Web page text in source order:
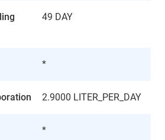
49 DAY
*
2.9000 LITER_PER_DAY
*